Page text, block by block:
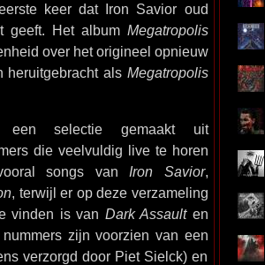
keer dat Iron Savior oud
geeft. Het album Megatropolis
over het origineel opnieuw
heruitgebracht als Megatropolis
selectie gemaakt uit
die veelvuldig live te horen
songs van Iron Savior,
, terwijl er op deze verzameling
vinden is van Dark Assaulten
zijn voorzien van een
verzorgd door Piet Sielck) en